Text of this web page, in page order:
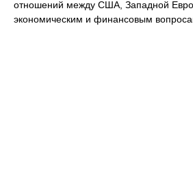
отношений между США, Западной
экономическим и финансовым